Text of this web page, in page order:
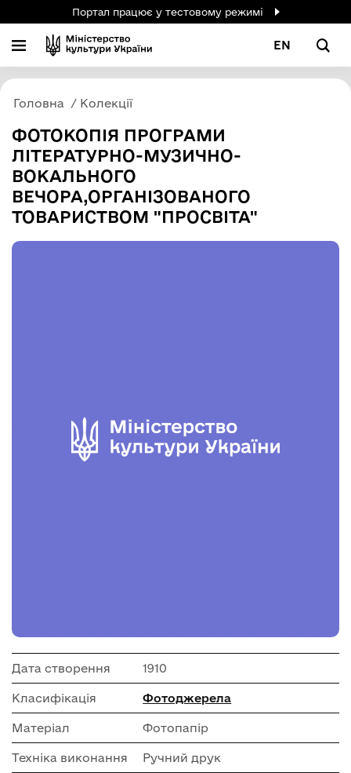
Портал працює у тестовому режимі
EN
Головна Колекції
ФОТОКОПІЯ ПРОГРАМИ
ЛІТЕРАТУРНО-МУЗИЧНО-
ВОКАЛЬНОГО
ВЕЧОРА,ОРГАНІЗОВАНОГО
ТОВАРИСТВОМ "ПРОСВІТА"
Дата створення 1910
Класифікація Фотоджерела
Матеріал Фотопапір
Техніка виконання Ручний друк